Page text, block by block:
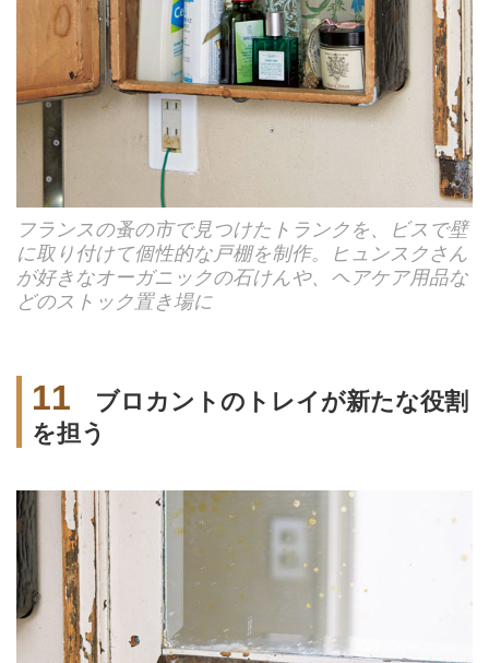
フランスの蚤の市で見つけたトランクを、ビスで壁
に取り付けて個性的な戸棚を制作。ヒュンスクさん
が好きなオーガニックの石けんや、ヘアケア用品な
どのストック置き場に
11 ブロカントのトレイが新たな役割
を担う